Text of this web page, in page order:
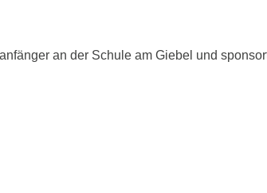
an der Schule am Giebel und